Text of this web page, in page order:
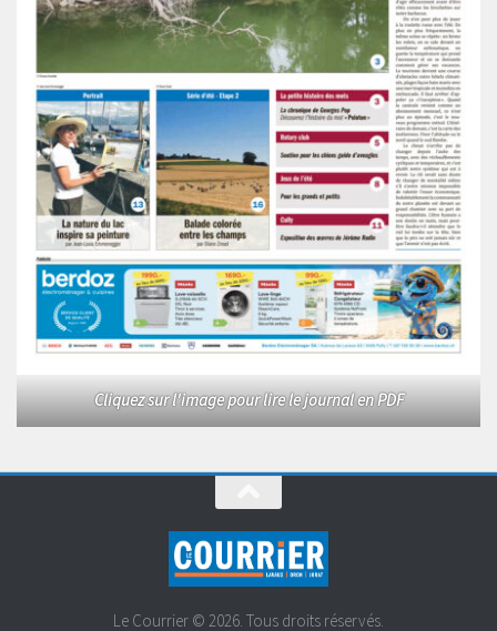
Cliquez sur l'image pour lire le journal en PDF
Le Courrier © 2026. Tous droits réservés.